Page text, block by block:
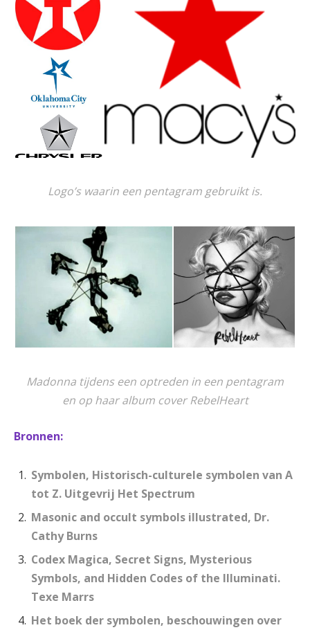
Logo’s waarin een pentagram gebruikt is.
Madonna tijdens een optreden in een pentagram
en op haar album cover RebelHeart
Bronnen:
Symbolen, Historisch-culturele symbolen van A
tot Z. Uitgevrij Het Spectrum
Masonic and occult symbols illustrated, Dr.
Cathy Burns
Codex Magica, Secret Signs, Mysterious
Symbols, and Hidden Codes of the Illuminati.
Texe Marrs
Het boek der symbolen, beschouwingen over